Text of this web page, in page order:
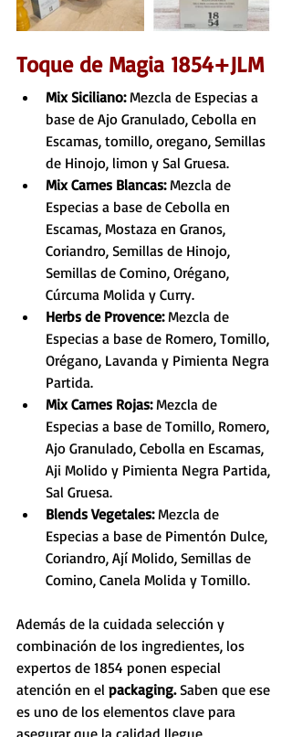
Toque de Magia 1854+JLM
Mix Siciliano: Mezcla de Especias a
base de Ajo Granulado, Cebolla en
Escamas, tomillo, oregano, Semillas
de Hinojo, limon y Sal Gruesa.
Mix Carnes Blancas: Mezcla de
Especias a base de Cebolla en
Escamas, Mostaza en Granos,
Coriandro, Semillas de Hinojo,
Semillas de Comino, Orégano,
Cúrcuma Molida y Curry.
Herbs de Provence: Mezcla de
Especias a base de Romero, Tomillo,
Orégano, Lavanda y Pimienta Negra
Partida.
Mix Carnes Rojas: Mezcla de
Especias a base de Tomillo, Romero,
Ajo Granulado, Cebolla en Escamas,
Aji Molido y Pimienta Negra Partida,
Sal Gruesa.
Blends Vegetales: Mezcla de
Especias a base de Pimentón Dulce,
Coriandro, Ají Molido, Semillas de
Comino, Canela Molida y Tomillo.
Además de la cuidada selección y
combinación de los ingredientes, los
expertos de 1854 ponen especial
atención en el packaging. Saben que ese
es uno de los elementos clave para